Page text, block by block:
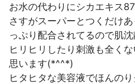
お水の代わりにシカエキス
さすがスーパーとつくだけ
っぷり配合されてるので肌
ヒリヒリしたり刺激も全く
思います(*^^*)
ヒタヒタな美容液でほんのり